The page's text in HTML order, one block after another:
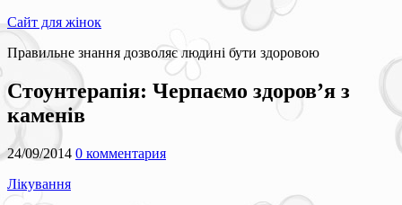
Сайт для жінок
Правильне знання дозволяє людині бути здоровою
Стоунтерапія: Черпаємо здоров’я з
каменів
24/09/2014 0 комментария
Лікування